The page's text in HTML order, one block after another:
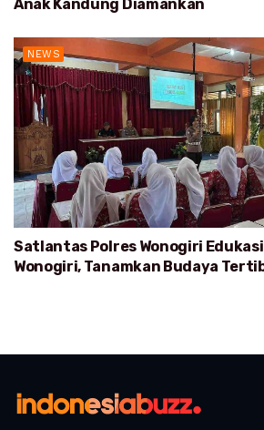
Anak Kandung Diamankan
NEWS
Satlantas Polres Wonogiri Edukasi
Wonogiri, Tanamkan Budaya